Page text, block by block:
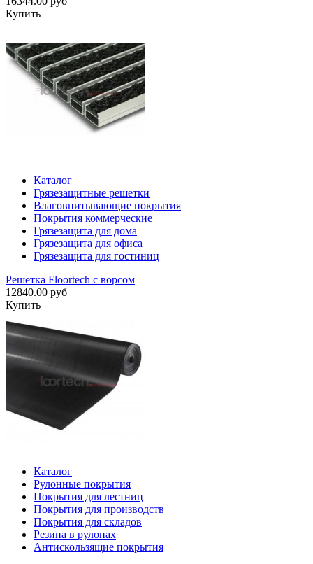
Купить
Каталог
Грязезащитные решетки
Влаговпитывающие покрытия
Покрытия коммерческие
Грязезащита для дома
Грязезащита для офиса
Грязезащита для гостиниц
Решетка Floortech с ворсом
12840.00 руб
Купить
Каталог
Рулонные покрытия
Покрытия для лестниц
Покрытия для производств
Покрытия для складов
Резина в рулонах
Антискользящие покрытия